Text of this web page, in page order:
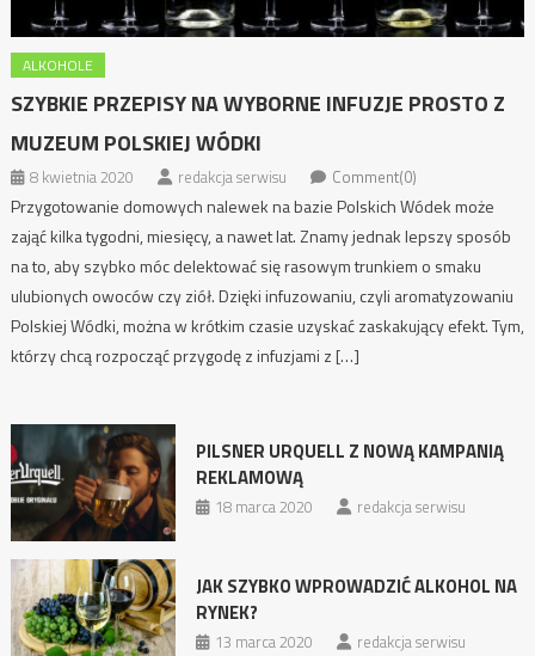
ALKOHOLE
SZYBKIE PRZEPISY NA WYBORNE INFUZJE PROSTO Z
MUZEUM POLSKIEJ WÓDKI
8 kwietnia 2020 redakcja serwisu Comment(0)
Przygotowanie domowych nalewek na bazie Polskich Wódek może
zająć kilka tygodni, miesięcy, a nawet lat. Znamy jednak lepszy sposób
na to, aby szybko móc delektować się rasowym trunkiem o smaku
ulubionych owoców czy ziół. Dzięki infuzowaniu, czyli aromatyzowaniu
Polskiej Wódki, można w krótkim czasie uzyskać zaskakujący efekt. Tym,
którzy chcą rozpocząć przygodę z infuzjami z […]
PILSNER URQUELL Z NOWĄ KAMPANIĄ
REKLAMOWĄ
18 marca 2020 redakcja serwisu
JAK SZYBKO WPROWADZIĆ ALKOHOL NA
RYNEK?
13 marca 2020 redakcja serwisu